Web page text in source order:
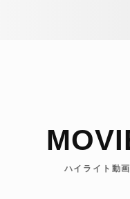
ハイライト動